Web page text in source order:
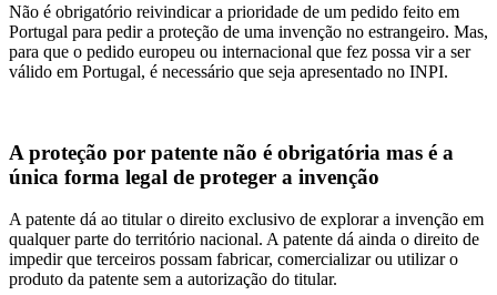
Não é obrigatório reivindicar a prioridade de um pedido feito em
Portugal para pedir a proteção de uma invenção no estrangeiro. Mas,
para que o pedido europeu ou internacional que fez possa vir a ser
válido em Portugal, é necessário que seja apresentado no INPI.
A proteção por patente não é obrigatória mas é a
única forma legal de proteger a invenção
A patente dá ao titular o direito exclusivo de explorar a invenção em
qualquer parte do território nacional. A patente dá ainda o direito de
impedir que terceiros possam fabricar, comercializar ou utilizar o
produto da patente sem a autorização do titular.